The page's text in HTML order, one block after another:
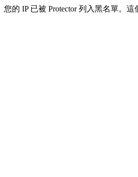
您的 IP 已被 Protector 列入黑名單。